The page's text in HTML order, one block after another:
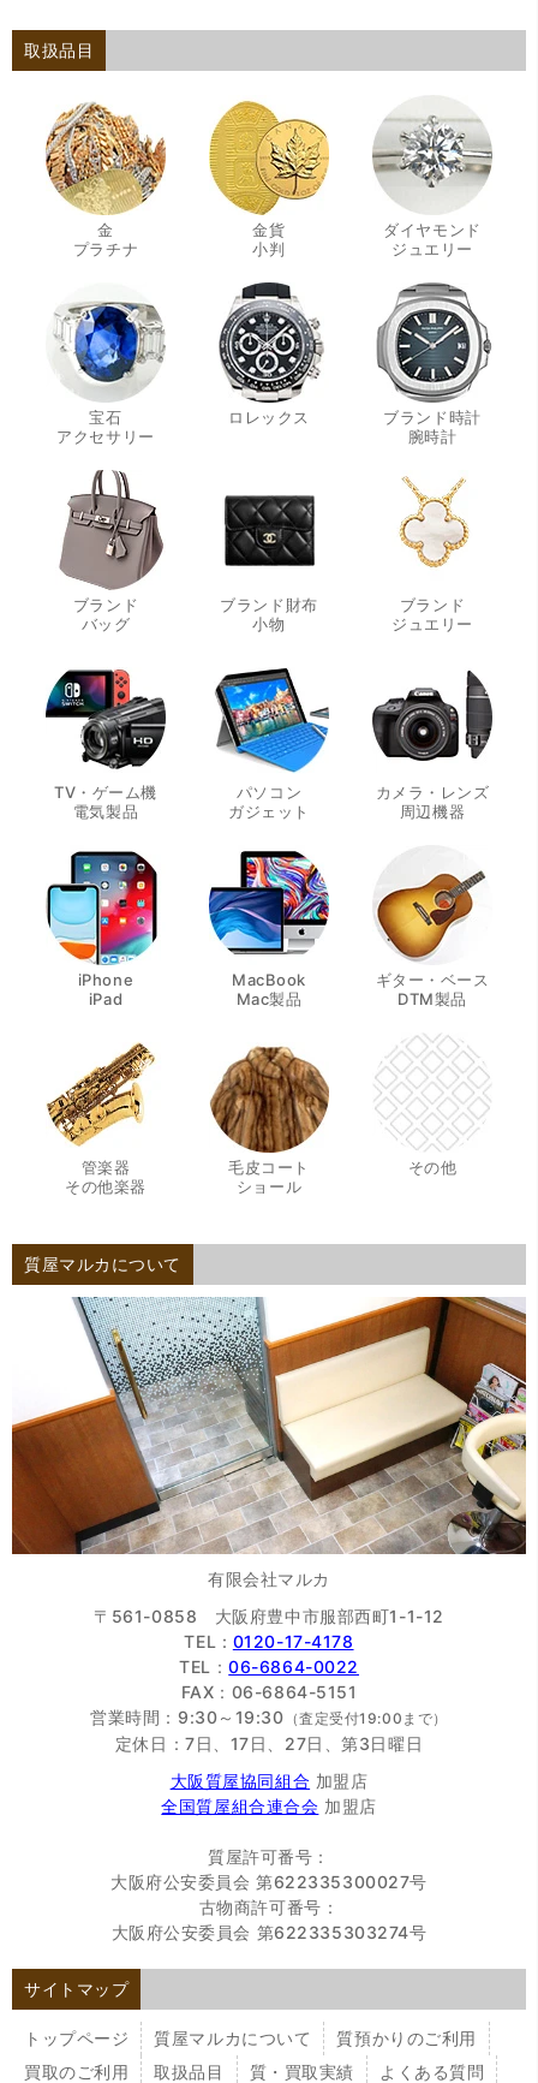
取扱品目
金
プラチナ
金貨
小判
ダイヤモンド
ジュエリー
宝石
アクセサリー
ロレックス
ブランド時計
腕時計
ブランド
バッグ
ブランド財布
小物
ブランド
ジュエリー
TV・ゲーム機
電気製品
パソコン
ガジェット
カメラ・レンズ
周辺機器
iPhone
iPad
MacBook
Mac製品
ギター・ベース
DTM製品
管楽器
その他楽器
毛皮コート
ショール
その他
質屋マルカについて
有限会社マルカ
〒561-0858 大阪府豊中市服部西町1-1-12
TEL : 0120-17-4178
TEL：06-6864-0022
FAX：06-6864-5151
営業時間：9:30～19:30 （査定受付19:00まで）
定休日：7日、17日、27日、第3日曜日
大阪質屋協同組合 加盟店
全国質屋組合連合会 加盟店
質屋許可番号：
大阪府公安委員会 第622335300027号
古物商許可番号：
大阪府公安委員会 第622335303274号
サイトマップ
トップページ 質屋マルカについて
質預かりのご利用
買取のご利用
取扱品目 質・買取実績 よくある質問